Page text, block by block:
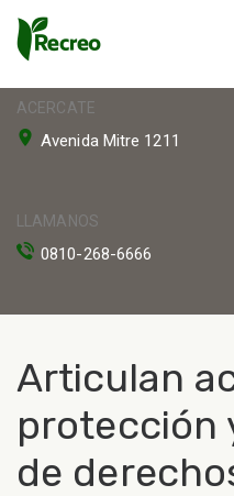
ACERCATE
Avenida Mitre 1211
LLAMANOS
0810-268-6666
Articulan
protección
de